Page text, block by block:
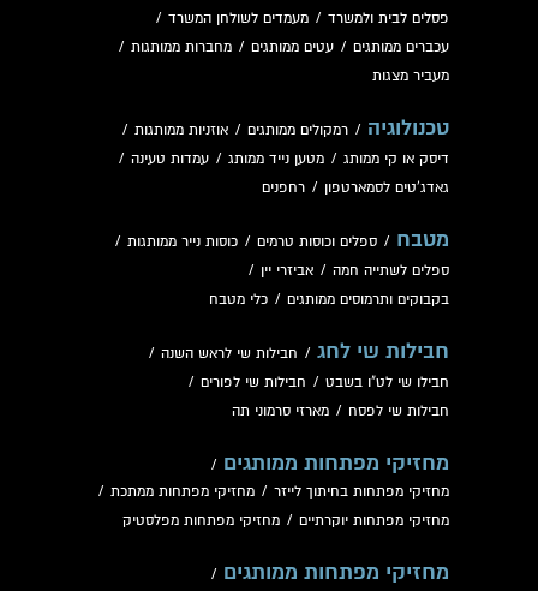
פסלים לבית ולמשרד / מעמדים לשולחן המשרד /
עכברים ממותגים / עטים ממותגים / מחברות ממותגות /
מעביר מצגות
טכנולוגיה / רמקולים ממותגים / אוזניות ממותגות /
דיסק או קי ממותג / מטען נייד ממותג / עמדות טעינה /
גאדג'טים לסמארטפון / רחפנים
מטבח / ספלים וכוסות טרמים / כוסות נייר ממותגות /
ספלים לשתייה חמה / אביזרי יין /
בקבוקים ותרמוסים ממותגים / כלי מטבח
חבילות שי לחג / חבילות שי לראש השנה /
חבילו שי לט"ו בשבט / חבילות שי לפורים /
חבילות שי לפסח / מארזי סרמוני תה
מחזיקי מפתחות ממותגים /
מחזיקי מפתחות בחיתוך לייזר / מחזיקי מפתחות ממתכת /
מחזיקי מפתחות יוקרתיים / מחזיקי מפתחות מפלסטיק
מחזיקי מפתחות ממותגים /